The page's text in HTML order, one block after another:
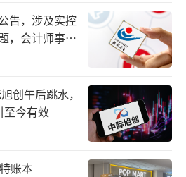
南开出第一家店的时候，
大火，开出近40家门店。
王茶姬从产品形态、定位
告，涉及实控
，会计师事务
创午后跳水，
至今有效
账本